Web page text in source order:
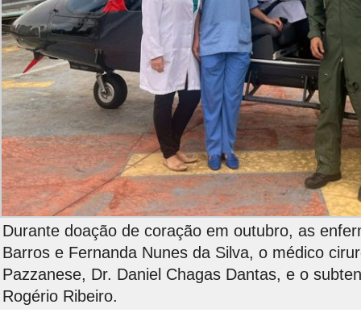
Durante doação de coração em outubro, as
Barros e Fernanda Nunes da Silva, o médico
Pazzanese, Dr. Daniel Chagas Dantas, e o
Rogério Ribeiro.